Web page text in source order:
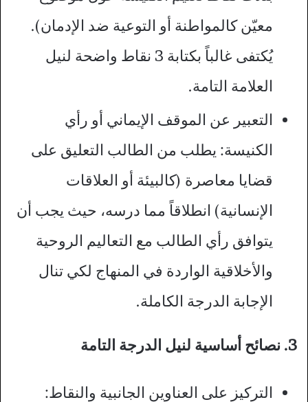
معيّن كالمواطنة أو التوعية ضد الإدمان).
يُكتفى غالباً بكتابة 3 نقاط واضحة لنيل
العلامة التامة.
التعبير عن الموقف الإيماني أو رأي
الكنيسة: يطلب من الطالب التعليق على
قضايا معاصرة (كالبيئة أو العلاقات
الإنسانية) انطلاقاً مما درسه، حيث يجب أن
يتوافق رأي الطالب مع التعاليم الروحية
والأخلاقية الواردة في المنهاج لكي تنال
الإجابة الدرجة الكاملة.
3. نصائح أساسية لنيل الدرجة التامة
التركيز على العناوين الجانبية والنقاط: